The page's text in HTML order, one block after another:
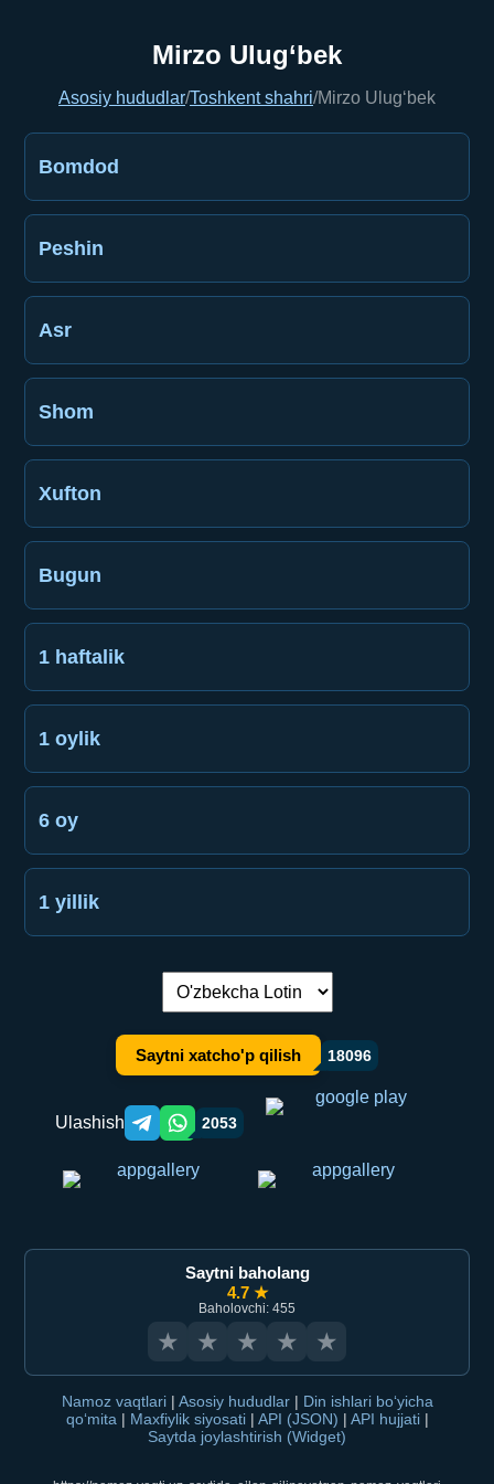
Mirzo Ulug‘bek
Asosiy hududlar/Toshkent shahri/Mirzo Ulug‘bek
Bomdod
Peshin
Asr
Shom
Xufton
Bugun
1 haftalik
1 oylik
6 oy
1 yillik
Tilni almashtirish:
Saytni xatcho'p qilish 18096
Ulashish Telegram orqali ulashish
WhatsApp orqali ulashish
2053
Saytni baholang
4.7 ★
Baholovchi: 455
★ ★ ★ ★ ★
Namoz vaqtlari | Asosiy hududlar | Din ishlari bo‘yicha
qo‘mita | Maxfiylik siyosati | API (JSON) | API hujjati |
Saytda joylashtirish (Widget)